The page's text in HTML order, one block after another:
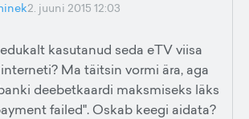
2. juuni 2015 12:03
kasutanud seda eTV viisa
Ma täitsin vormi ära, aga
deebetkaardi maksmiseks läks
failed". Oskab keegi aidata?